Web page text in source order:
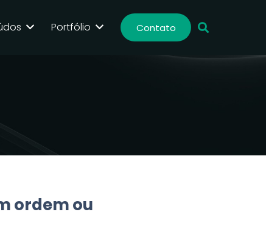
Portfólio Contato
ordem ou